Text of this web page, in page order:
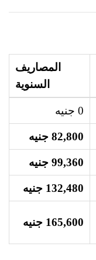
المصاريف
السنوية
0 جنيه
82,800 جنيه
99,360 جنيه
132,480 جنيه
165,600 جنيه